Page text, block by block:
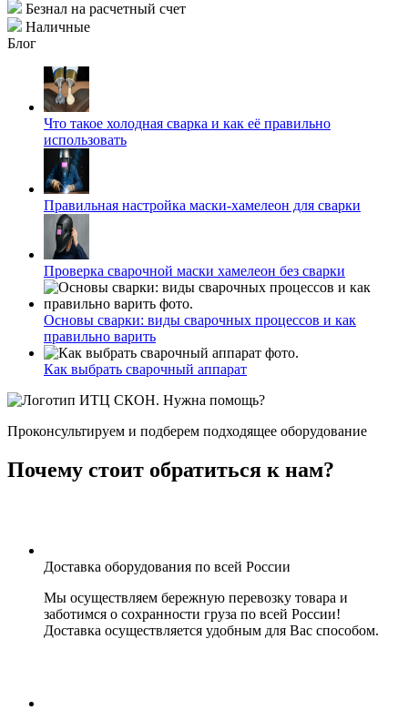
Безнал на расчетный счет
Наличные
Блог
Что такое холодная сварка и как её правильно
использовать
Правильная настройка маски-хамелеон для сварки
Проверка сварочной маски хамелеон без сварки
Основы сварки: виды сварочных процессов и как
правильно варить
Как выбрать сварочный аппарат
Нужна помощь?
Проконсультируем и подберем подходящее оборудование
Почему стоит обратиться к нам?
Доставка оборудования по всей России
Мы осуществляем бережную перевозку товара и
заботимся о сохранности груза по всей России!
Доставка осуществляется удобным для Вас способом.